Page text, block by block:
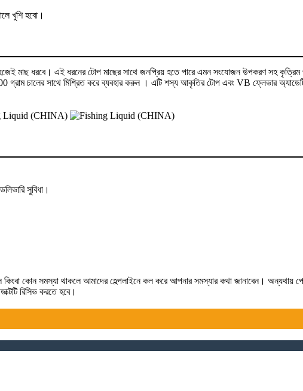
খুশি হবো।
মাছ ধরবে। এই ধরনের টোপ মাছের সাথে জনপ্রিয় হতে পারে এমন সংযোজন উপকরণ সহ কৃত্রিম
গ্রাম চালের সাথে মিশ্রিত করে ব্যবহার করুন । এটি শস্য আকৃতির টোপ এবং VB ফ্লেভার
সুবিধা।
কিংবা কোন সমস্যা থাকলে আমাদের হেল্পলাইনে কল করে আপনার সমস্যার কথা জানাবেন।
রিসিভ করতে হবে।